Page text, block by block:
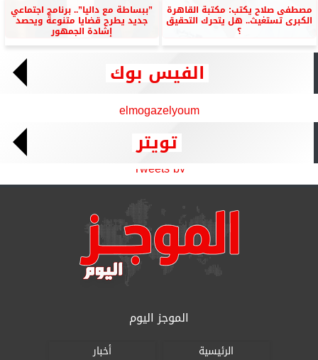
مصطفى صلاح يكتب: مكتبة القاهرة
الكبرى تستغيث.. هل يتحرك التحقيق
؟
”ببساطة مع داليا”.. برنامج اجتماعي
جديد يطرح قضايا متنوعة ويحصد
إشادة الجمهور
الفيس بوك
elmogazelyoum
تويتر
Tweets by
الموجز اليوم
الرئيسية أخبار